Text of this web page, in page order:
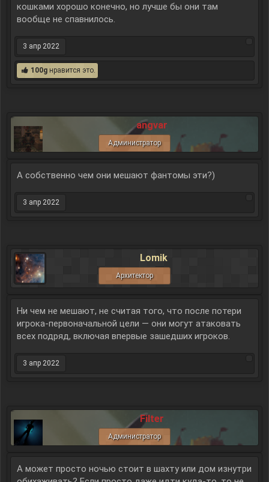
кошками хорошо конечно, но лучше бы они там
вообще не спавнилось.
3 апр 2022
100g нравится это.
angvar
Администратор
А собственно чем они мешают фантомы эти?)
3 апр 2022
Lomik
Архитектор
Ни чем не мешают, не считая того, что после потери
игрока-первоначальной цели — они могут атаковать
всех подряд, включая впервые зашедших игроков.
3 апр 2022
Filter
Администратор
А может просто ночью стоит в шахту или дом изнутри